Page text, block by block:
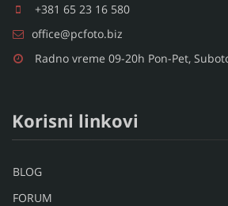
+381 65 23 16 580
office@pcfoto.biz
Radno vreme 09-20h Pon-Pet,
Korisni linkovi
BLOG
FORUM